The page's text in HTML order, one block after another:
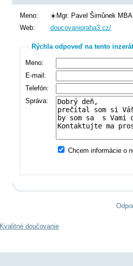
Meno:
☀️Mgr. Pavel Šimůnek
Web:
doucovanipraha3.cz/
Rýchla odpoveď na tento inzerát
Meno:
E-mail:
Telefón:
Správa:
Chcem informácie o
Kvalitné doučovanie